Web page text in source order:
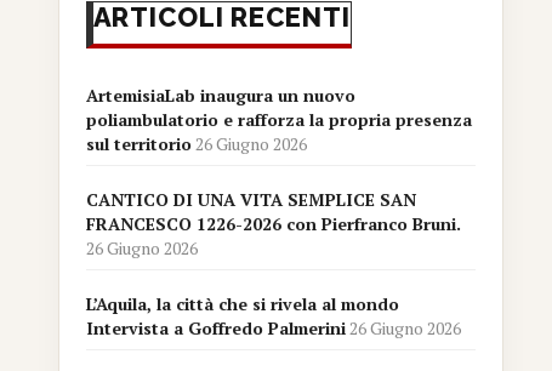
ARTICOLI RECENTI
ArtemisiaLab inaugura un nuovo
poliambulatorio e rafforza la propria presenza
sul territorio26 Giugno 2026
CANTICO DI UNA VITA SEMPLICE SAN
FRANCESCO 1226-2026 con Pierfranco Bruni.
26 Giugno 2026
L’Aquila, la città che si rivela al mondo
Intervista a Goffredo Palmerini26 Giugno 2026